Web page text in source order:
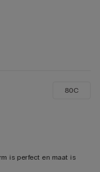
is perfect en maat is
80C